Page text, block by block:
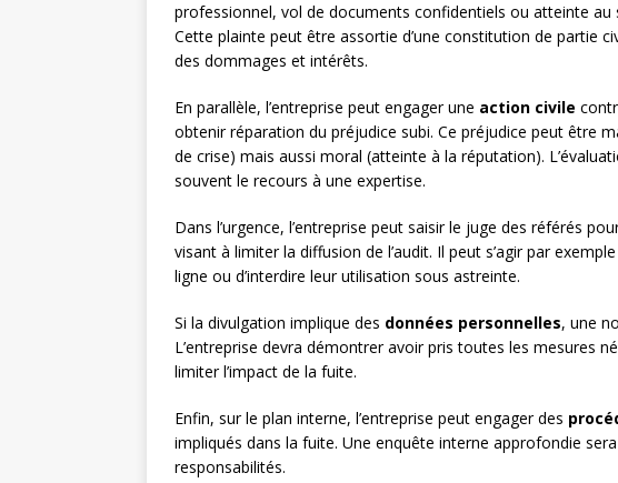
professionnel, vol de documents confidentiels ou atteinte au
Cette plainte peut être assortie d’une constitution de partie
des dommages et intérêts.
En parallèle, l’entreprise peut engager une action civile
obtenir réparation du préjudice subi. Ce préjudice peut être
de crise) mais aussi moral (atteinte à la réputation).
souvent le recours à une expertise.
Dans l’urgence, l’entreprise peut saisir le juge des référés
visant à limiter la diffusion de l’audit. Il peut s’agir par
ligne ou d’interdire leur utilisation sous astreinte.
Si la divulgation implique des données personnelles, une
L’entreprise devra démontrer avoir pris toutes les mesures
limiter l’impact de la fuite.
Enfin, sur le plan interne, l’entreprise peut engager des
impliqués dans la fuite. Une enquête interne approfondie
responsabilités.